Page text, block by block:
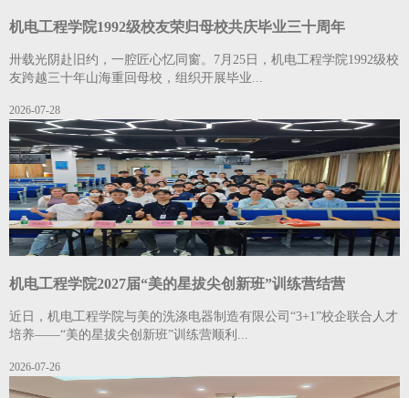
机电工程学院1992级校友荣归母校共庆毕业三十周年
卅载光阴赴旧约，一腔匠心忆同窗。7月25日，机电工程学院1992级校
友跨越三十年山海重回母校，组织开展毕业...
2026-07-28
机电工程学院2027届“美的星拔尖创新班”训练营结营
近日，机电工程学院与美的洗涤电器制造有限公司“3+1”校企联合人才
培养——“美的星拔尖创新班”训练营顺利...
2026-07-26